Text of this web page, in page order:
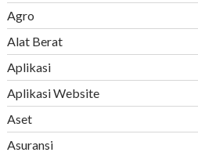
Agro
Alat Berat
Aplikasi
Aplikasi Website
Aset
Asuransi